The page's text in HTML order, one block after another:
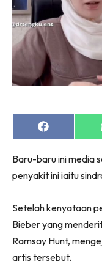
Share
on
Baru-baru ini media
penyakit ini iaitu
Setelah kenyataan
Bieber yang
Ramsay Hunt,
artis tersebut.